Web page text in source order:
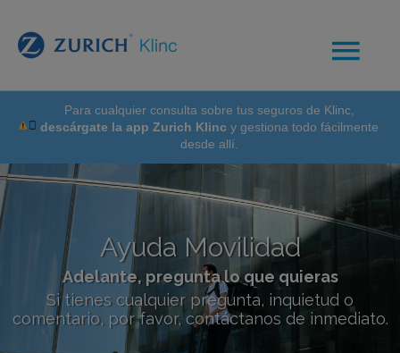
Para cualquier consulta sobre tus seguros de Klinc,
descárgate la app Zurich Klinc y gestiona todo fácilmente
desde allí.
Ayuda Movilidad
Adelante, pregunta lo que quieras
Si tienes cualquier pregunta, inquietud o
comentario, por favor, contáctanos de inmediato.